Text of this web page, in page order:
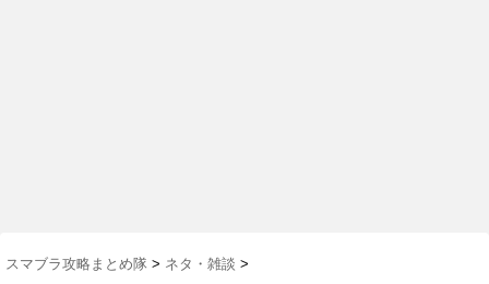
スマブラ攻略まとめ隊 > ネタ・雑談 >